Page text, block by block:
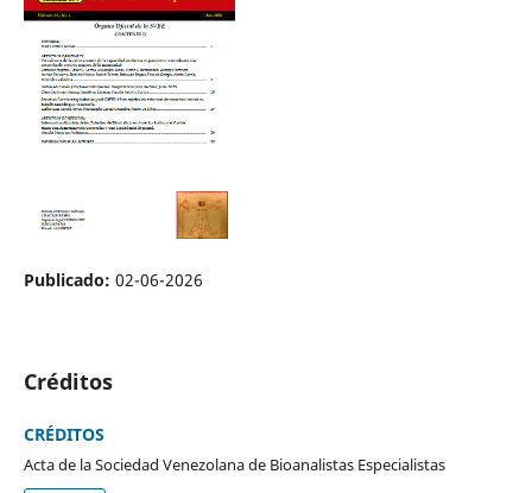
Publicado: 02-06-2026
Créditos
CRÉDITOS
Acta de la Sociedad Venezolana de Bioanalistas Especialistas